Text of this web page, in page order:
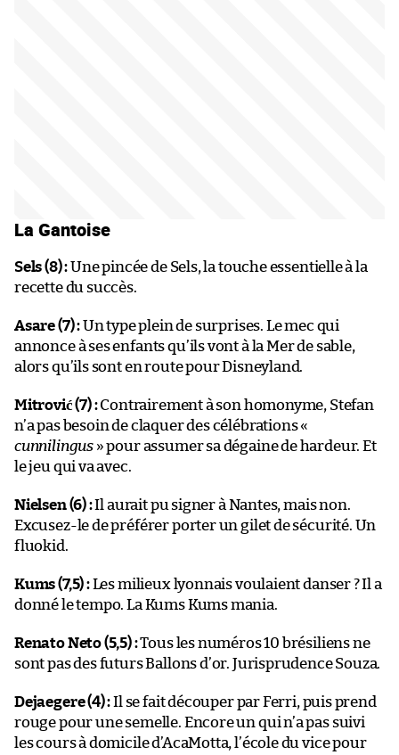
La Gantoise
Sels (8) :Une pincée de Sels, la touche essentielle à la
recette du succès.
Asare (7) :Un type plein de surprises. Le mec qui
annonce à ses enfants qu’ils vont à la Mer de sable,
alors qu’ils sont en route pour Disneyland.
Mitrović (7) :Contrairement à son homonyme, Stefan
n’a pas besoin de claquer des célébrations «
cunnilingus » pour assumer sa dégaine de hardeur. Et
le jeu qui va avec.
Nielsen (6) :Il aurait pu signer à Nantes, mais non.
Excusez-le de préférer porter un gilet de sécurité. Un
fluokid.
Kums (7,5) :Les milieux lyonnais voulaient danser ? Il a
donné le tempo. La Kums Kums mania.
Renato Neto (5,5) :Tous les numéros 10 brésiliens ne
sont pas des futurs Ballons d’or. Jurisprudence Souza.
Dejaegere (4) :Il se fait découper par Ferri, puis prend
rouge pour une semelle. Encore un qui n’a pas suivi
les cours à domicile d’AcaMotta, l’école du vice pour